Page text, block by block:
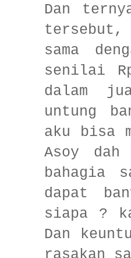
Dan
tersebut,
sama
senilai
dalam
untung
aku bisa
Asoy
bahagia
dapat
siapa ?
Dan